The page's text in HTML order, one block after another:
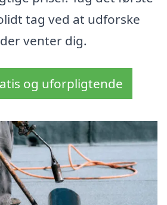
tag ved at udforske
venter dig.
og uforpligtende